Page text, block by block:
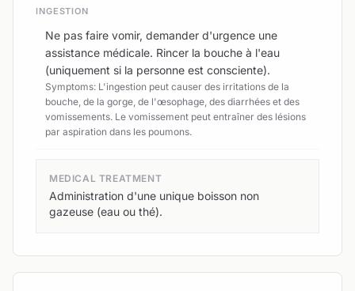
INGESTION
Ne pas faire vomir, demander d'urgence une
assistance médicale. Rincer la bouche à l'eau
(uniquement si la personne est consciente).
Symptoms: L'ingestion peut causer des irritations de la
bouche, de la gorge, de l'œsophage, des diarrhées et des
vomissements. Le vomissement peut entraîner des lésions
par aspiration dans les poumons.
MEDICAL TREATMENT
Administration d'une unique boisson non
gazeuse (eau ou thé).